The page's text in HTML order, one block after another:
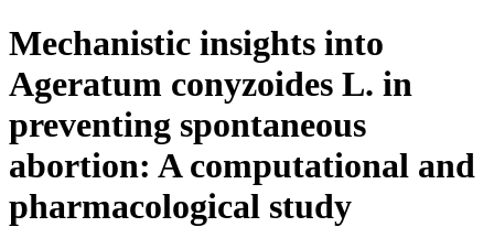
Mechanistic insights into
Ageratum conyzoides L. in
preventing spontaneous
abortion: A computational and
pharmacological study